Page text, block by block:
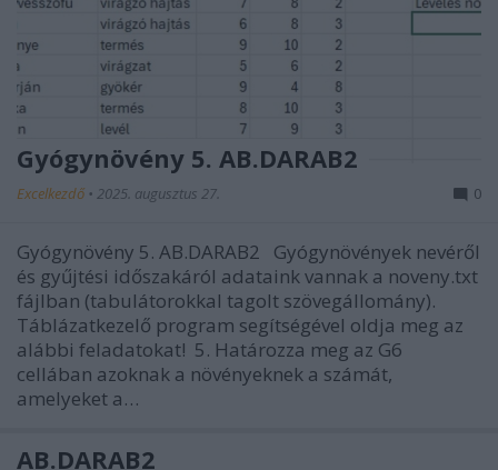
Gyógynövény 5. AB.DARAB2
Excelkezdő • 2025. augusztus 27. 0
Gyógynövény 5. AB.DARAB2 Gyógynövények nevéről
és gyűjtési időszakáról adataink vannak a noveny.txt
fájlban (tabulátorokkal tagolt szövegállomány).
Táblázatkezelő program segítségével oldja meg az
alábbi feladatokat! 5. Határozza meg az G6
cellában azoknak a növényeknek a számát,
amelyeket a…
AB.DARAB2